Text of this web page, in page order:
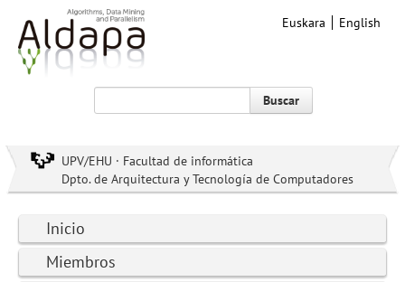
Euskara English
Buscar
UPV/EHU · Facultad de informática
Dpto. de Arquitectura y Tecnología de Computadores
Inicio
Miembros